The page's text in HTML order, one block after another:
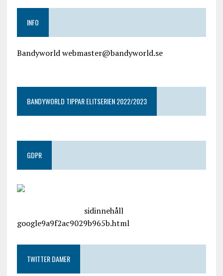
INFO
Bandyworld webmaster@bandyworld.se
BANDYWORLD TIPPAR ELITSERIEN 2022/2023
GDPR
sidinnehåll
google9a9f2ac9029b965b.html
TWITTER DAMER